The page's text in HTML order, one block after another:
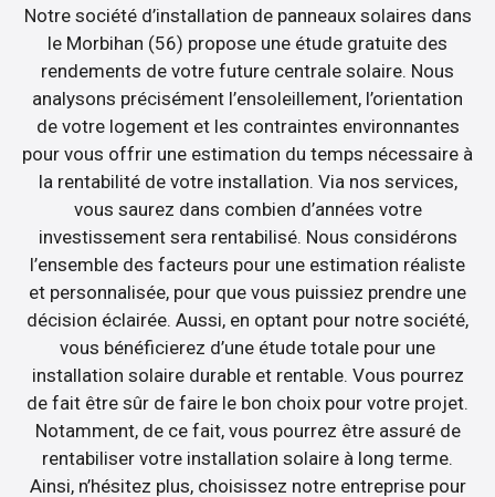
Notre société d’installation de panneaux solaires dans
le Morbihan (56) propose une étude gratuite des
rendements de votre future centrale solaire. Nous
analysons précisément l’ensoleillement, l’orientation
de votre logement et les contraintes environnantes
pour vous offrir une estimation du temps nécessaire à
la rentabilité de votre installation. Via nos services,
vous saurez dans combien d’années votre
investissement sera rentabilisé. Nous considérons
l’ensemble des facteurs pour une estimation réaliste
et personnalisée, pour que vous puissiez prendre une
décision éclairée. Aussi, en optant pour notre société,
vous bénéficierez d’une étude totale pour une
installation solaire durable et rentable. Vous pourrez
de fait être sûr de faire le bon choix pour votre projet.
Notamment, de ce fait, vous pourrez être assuré de
rentabiliser votre installation solaire à long terme.
Ainsi, n’hésitez plus, choisissez notre entreprise pour